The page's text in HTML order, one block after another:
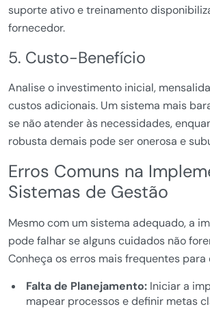
suporte ativo e treinamento
fornecedor.
5. Custo-Benefício
Analise o investimento inicial,
custos adicionais. Um sistema mais
se não atender às necessidades,
robusta demais pode ser onerosa e
Erros Comuns na
Sistemas de Gestão
Mesmo com um sistema adequado, a
pode falhar se alguns cuidados não
Conheça os erros mais frequentes
Falta de Planejamento:Iniciar a
mapear processos e definir metas